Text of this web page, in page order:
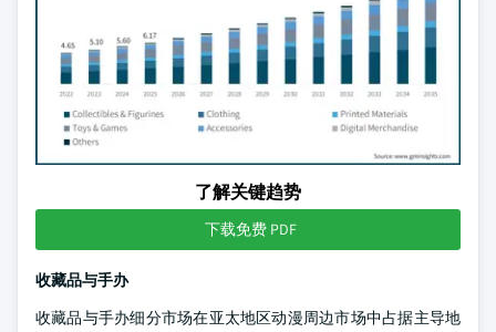
了解关键趋势
下载免费 PDF
收藏品与手办
收藏品与手办细分市场在亚太地区动漫周边市场中占据主导地